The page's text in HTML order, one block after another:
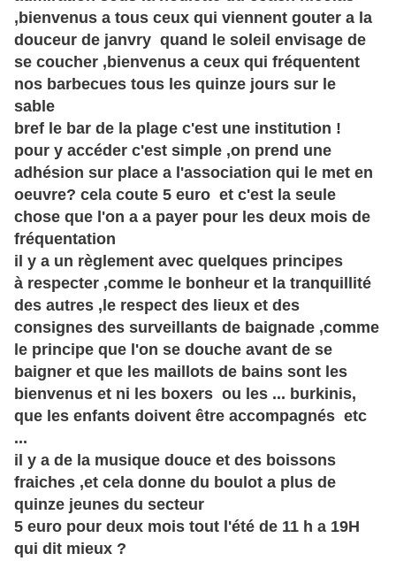
,bienvenus a tous ceux qui viennent gouter a la
douceur de janvry quand le soleil envisage de
se coucher ,bienvenus a ceux qui fréquentent
nos barbecues tous les quinze jours sur le
sable
bref le bar de la plage c'est une institution !
pour y accéder c'est simple ,on prend une
adhésion sur place a l'association qui le met en
oeuvre? cela coute 5 euro et c'est la seule
chose que l'on a a payer pour les deux mois de
fréquentation
il y a un règlement avec quelques principes
à respecter ,comme le bonheur et la tranquillité
des autres ,le respect des lieux et des
consignes des surveillants de baignade ,comme
le principe que l'on se douche avant de se
baigner et que les maillots de bains sont les
bienvenus et ni les boxers ou les ... burkinis,
que les enfants doivent être accompagnés etc
...
il y a de la musique douce et des boissons
fraiches ,et cela donne du boulot a plus de
quinze jeunes du secteur
5 euro pour deux mois tout l'été de 11 h a 19H
qui dit mieux ?